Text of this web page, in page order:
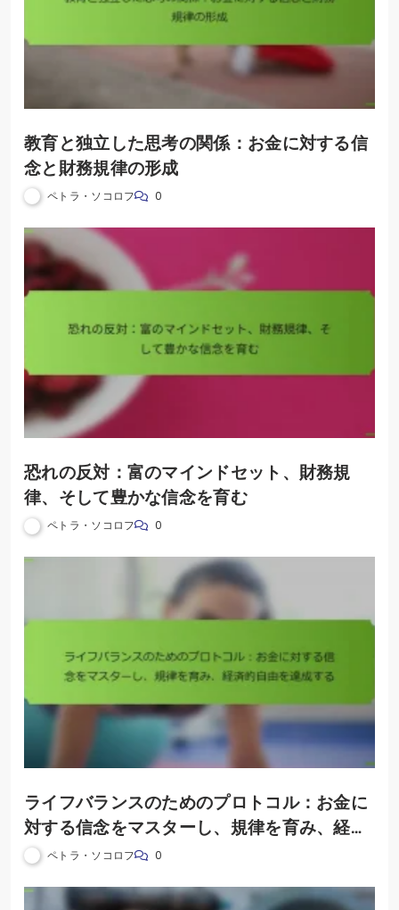
教育と独立した思考の関係：お金に対する信
念と財務規律の形成
ペトラ・ソコロフ 0
恐れの反対：富のマインドセット、財務規
律、そして豊かな信念を育む
ペトラ・ソコロフ 0
ライフバランスのためのプロトコル：お金に
対する信念をマスターし、規律を育み、経済
的自由を達成する
ペトラ・ソコロフ 0